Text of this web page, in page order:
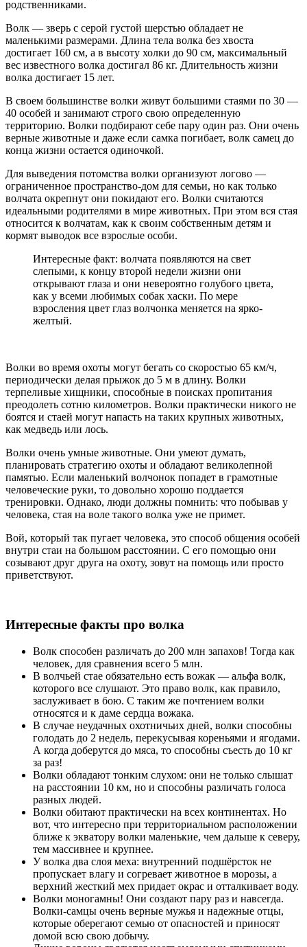
родственниками.
Волк — зверь с серой густой шерстью обладает не
маленькими размерами. Длина тела волка без хвоста
достигает 160 см, а в высоту холки до 90 см, максимальный
вес известного волка достигал 86 кг. Длительность жизни
волка достигает 15 лет.
В своем большинстве волки живут большими стаями по 30 —
40 особей и занимают строго свою определенную
территорию. Волки подбирают себе пару один раз. Они очень
верные животные и даже если самка погибает, волк самец до
конца жизни остается одиночкой.
Для выведения потомства волки организуют логово —
ограниченное пространство-дом для семьи, но как только
волчата окрепнут они покидают его. Волки считаются
идеальными родителями в мире животных. При этом вся стая
относится к волчатам, как к своим собственным детям и
кормят выводок все взрослые особи.
Интересные факт: волчата появляются на свет
слепыми, к концу второй недели жизни они
открывают глаза и они невероятно голубого цвета,
как у всеми любимых собак хаски. По мере
взросления цвет глаз волчонка меняется на ярко-
желтый.
Волки во время охоты могут бегать со скоростью 65 км/ч,
периодически делая прыжок до 5 м в длину. Волки
терпеливые хищники, способные в поисках пропитания
преодолеть сотню километров. Волки практически никого не
боятся и стаей могут напасть на таких крупных животных,
как медведь или лось.
Волки очень умные животные. Они умеют думать,
планировать стратегию охоты и обладают великолепной
памятью. Если маленький волчонок попадет в грамотные
человеческие руки, то довольно хорошо поддается
тренировки. Однако, люди должны помнить: что побывав у
человека, стая на воле такого волка уже не примет.
Вой, который так пугает человека, это способ общения особей
внутри стаи на большом расстоянии. С его помощью они
созывают друг друга на охоту, зовут на помощь или просто
приветствуют.
Интересные факты про волка
Волк способен различать до 200 млн запахов! Тогда как
человек, для сравнения всего 5 млн.
В волчьей стае обязательно есть вожак — альфа волк,
которого все слушают. Это право волк, как правило,
заслуживает в бою. С таким же почтением волки
относятся и к даме сердца вожака.
В случае неудачных охотничьих дней, волки способны
голодать до 2 недель, перекусывая кореньями и ягодами.
А когда доберутся до мяса, то способны съесть до 10 кг
за раз!
Волки обладают тонким слухом: они не только слышат
на расстоянии 10 км, но и способны различать голоса
разных людей.
Волки обитают практически на всех континентах. Но
вот, что интересно при территориальном расположении
ближе к экватору волки маленькие, чем дальше к северу,
тем массивнее и крупнее.
У волка два слоя меха: внутренний подшёрсток не
пропускает влагу и согревает животное в морозы, а
верхний жесткий мех придает окрас и отталкивает воду.
Волки моногамны! Они создают пару раз и навсегда.
Волки-самцы очень верные мужья и надежные отцы,
которые оберегают семью от опасностей и приносят
домой всю свою добычу.